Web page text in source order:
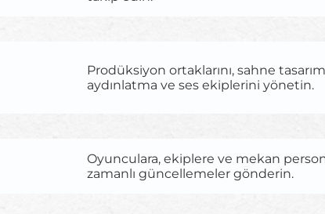
Prodüksiyon ortaklarını, sahne
aydınlatma ve ses ekiplerini yönetin.
Oyunculara, ekiplere ve mekan
zamanlı güncellemeler gönderin.